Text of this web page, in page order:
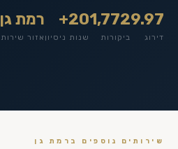
9.97
דירוג
1,772
ביקורות
20+
שנות ניסיון
רמת גן
אזור שירות
שירותים נוספים ב רמת גן